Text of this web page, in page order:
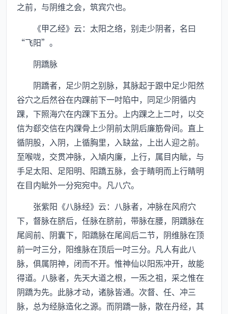
之前，与阴维之会，筑宾穴也。
《甲乙经》云：太阳之络，别走少阴者，名曰
“飞阳”。
阴蹻脉
阴蹻者，足少阴之别脉，其脉起于跟中足少阳然
谷穴之后然谷在内踝前下一吋陷中，同足少阴循内
踝，下照海穴在内踝下五分。上内踝之上二吋，以交
信为郄交信在内踝骨上少阴前太阴后廉筋骨间。直上
循阴股，入阴，上循胸里，入缺盆，上出人迎之前。
至喉咙，交贯冲脉，入頄内廉，上行，属目内眦，与
手足太阳、足阳明、阳蹻五脉，会于睛明而上行睛明
在目内眦外一分宛宛中。凡八穴。
张紫阳《八脉经》云：八脉者，冲脉在风府穴
下，督脉在脐后，任脉在脐前，带脉在腰，阴蹻脉在
尾闾前、阴囊下，阳蹻脉在尾闾后二节，阴维脉在顶
前一吋三分，阳维脉在顶后一吋三分。凡人有此八
脉，俱属阴神，闭而不开。惟神仙以阳炁冲开，故能
得道。八脉者，先天大道之根，一炁之祖，采之惟在
阴蹻为先。此脉才动，诸脉皆通。次督、任、冲三
脉，总为经脉造化之源。而阴蹻一脉，散在丹经，其